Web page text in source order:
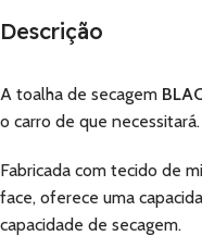
Descrição
A toalha de secagem
o carro de que necessitará.
Fabricada com tecido de
face, oferece uma
capacidade de secagem.